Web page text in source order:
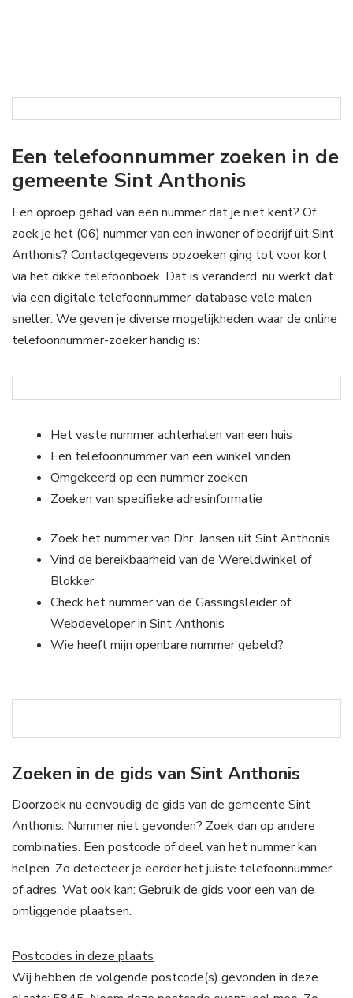
Een telefoonnummer zoeken in de
gemeente Sint Anthonis
Een oproep gehad van een nummer dat je niet kent? Of
zoek je het (06) nummer van een inwoner of bedrijf uit Sint
Anthonis? Contactgegevens opzoeken ging tot voor kort
via het dikke telefoonboek. Dat is veranderd, nu werkt dat
via een digitale telefoonnummer-database vele malen
sneller. We geven je diverse mogelijkheden waar de online
telefoonnummer-zoeker handig is:
Het vaste nummer achterhalen van een huis
Een telefoonnummer van een winkel vinden
Omgekeerd op een nummer zoeken
Zoeken van specifieke adresinformatie
Zoek het nummer van Dhr. Jansen uit Sint Anthonis
Vind de bereikbaarheid van de Wereldwinkel of
Blokker
Check het nummer van de Gassingsleider of
Webdeveloper in Sint Anthonis
Wie heeft mijn openbare nummer gebeld?
Zoeken in de gids van Sint Anthonis
Doorzoek nu eenvoudig de gids van de gemeente Sint
Anthonis. Nummer niet gevonden? Zoek dan op andere
combinaties. Een postcode of deel van het nummer kan
helpen. Zo detecteer je eerder het juiste telefoonnummer
of adres. Wat ook kan: Gebruik de gids voor een van de
omliggende plaatsen.
Postcodes in deze plaats
Wij hebben de volgende postcode(s) gevonden in deze